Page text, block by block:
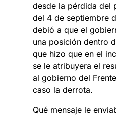
desde la pérdida del
del 4 de septiembre
debió a que el
una posición dentro
que hizo que en el
se le atribuyera el
al gobierno del
caso la derrota.
Qué mensaje le